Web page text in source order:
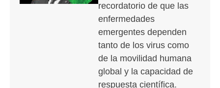
recordatorio de que las
enfermedades
emergentes dependen
tanto de los virus como
de la movilidad humana
global y la capacidad de
respuesta científica.